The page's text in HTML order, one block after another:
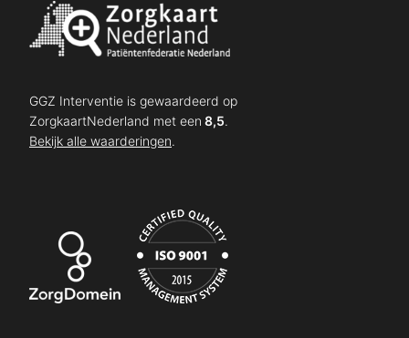
GGZ Interventie is gewaardeerd op
ZorgkaartNederland met een 8,5.
Bekijk alle waarderingen.